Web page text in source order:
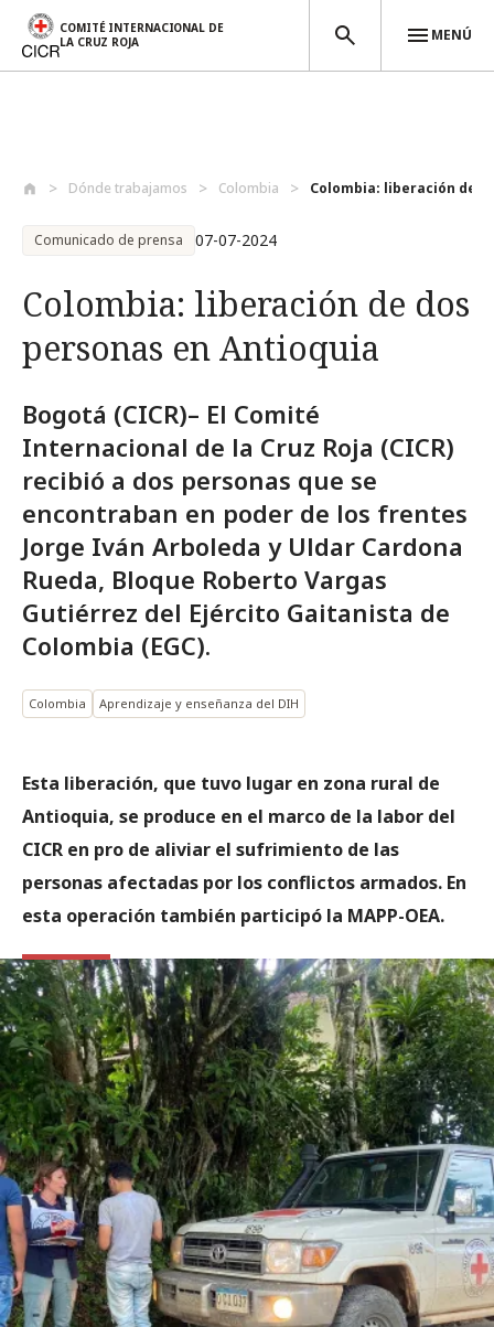
COMITÉ INTERNACIONAL DE
LA CRUZ ROJA
MENÚ
Dónde trabajamos Colombia Colombia: liberación de
Comunicado de prensa 07-07-2024
Colombia: liberación de dos
personas en Antioquia
Bogotá (CICR)– El Comité
Internacional de la Cruz Roja (CICR)
recibió a dos personas que se
encontraban en poder de los frentes
Jorge Iván Arboleda y Uldar Cardona
Rueda, Bloque Roberto Vargas
Gutiérrez del Ejército Gaitanista de
Colombia (EGC).
Colombia Aprendizaje y enseñanza del DIH
Esta liberación, que tuvo lugar en zona rural de
Antioquia, se produce en el marco de la labor del
CICR en pro de aliviar el sufrimiento de las
personas afectadas por los conflictos armados. En
esta operación también participó la MAPP-OEA.